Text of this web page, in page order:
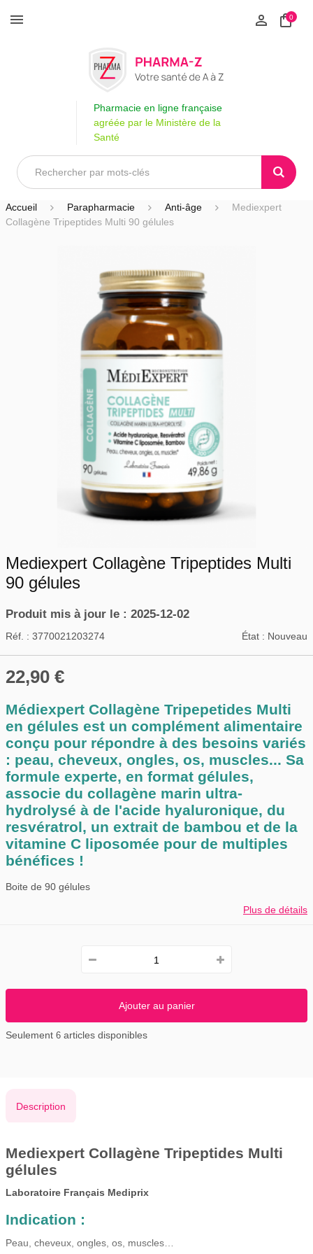
0
Pharmacie en ligne française
agréée par le Ministère de la
Santé
Accueil Parapharmacie Anti-âge
Mediexpert
Collagène Tripeptides Multi 90 gélules
Mediexpert Collagène Tripeptides Multi
90 gélules
Produit mis à jour le : 2025-12-02
Réf. : 3770021203274 État : Nouveau
22,90 €
Médiexpert Collagène Tripepetides Multi
en gélules est un complément alimentaire
conçu pour répondre à des besoins variés
: peau, cheveux, ongles, os, muscles... Sa
formule experte, en format gélules,
associe du collagène marin ultra-
hydrolysé à de l'acide hyaluronique, du
resvératrol, un extrait de bambou et de la
vitamine C liposomée pour de multiples
bénéfices !
Boite de 90 gélules
Plus de détails
Ajouter au panier
Seulement 6 articles disponibles
Description
Mediexpert Collagène Tripeptides Multi
gélules
Laboratoire Français Mediprix
Indication :
Peau, cheveux, ongles, os, muscles…